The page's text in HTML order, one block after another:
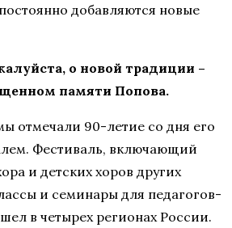
добавляются новые
о новой традиции –
памяти Попова.
отмечали 90-летие со дня его
Фестиваль, включающий
и детских хоров других
и семинары для педагогов-
в четырех регионах России.